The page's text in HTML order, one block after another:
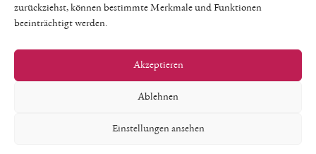
zurückziehst, können bestimmte Merkmale und Funktionen
beeinträchtigt werden.
Akzeptieren
Ablehnen
Einstellungen ansehen
Wir freuen uns auf dich!